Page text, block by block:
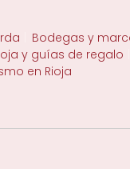
Bodegas y
y guías de regalo
en Rioja